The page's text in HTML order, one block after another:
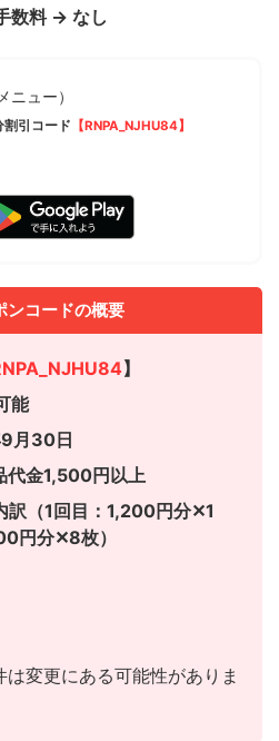
数料 → なし
ニュー）
引コード 【RNPA_NJHU84】
ンコードの概要
】
能
月30日
代金1,500円以上
（1回目：1,200円分✕1
円分✕8枚）
変更にある可能性がありま